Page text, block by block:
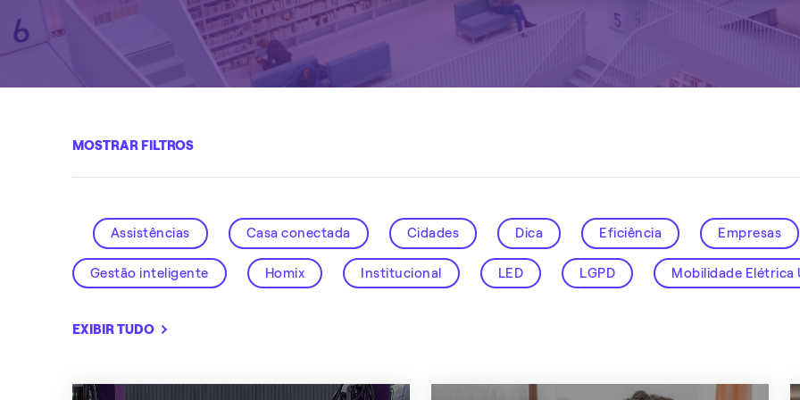
MOSTRAR FILTROS
Assistências Casa conectada Cidades Dica Eficiência Empresas
Gestão inteligente Homix Institucional LED LGPD Mobilidade Elétrica
EXIBIR TUDO